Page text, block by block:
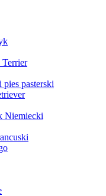
Terrier
pies pasterski
Niemiecki